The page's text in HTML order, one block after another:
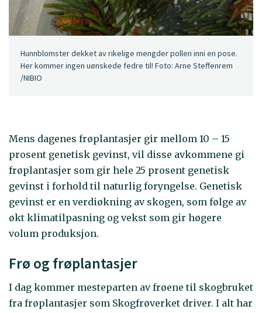
Hunnblomster dekket av rikelige mengder pollen inni en pose.
Her kommer ingen uønskede fedre til! Foto: Arne Steffenrem
/NIBIO
Mens dagenes frøplantasjer gir mellom 10 – 15
prosent genetisk gevinst, vil disse avkommene gi
frøplantasjer som gir hele 25 prosent genetisk
gevinst i forhold til naturlig foryngelse. Genetisk
gevinst er en verdiøkning av skogen, som følge av
økt klimatilpasning og vekst som gir høgere
volum produksjon.
Frø og frøplantasjer
I dag kommer mesteparten av frøene til skogbruket
fra frøplantasjer som Skogfrøverket driver. I alt har